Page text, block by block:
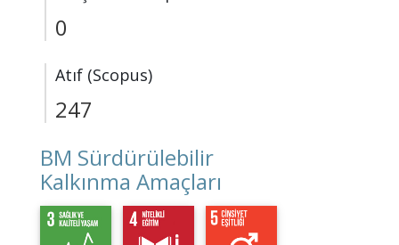
0
Atıf (Scopus)
247
BM Sürdürülebilir
Kalkınma Amaçları